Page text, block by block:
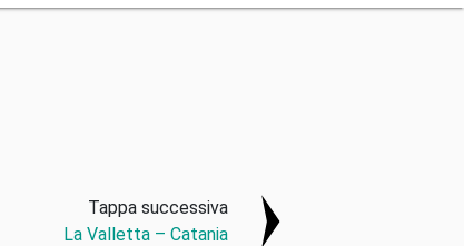
Tappa successiva
La Valletta – Catania